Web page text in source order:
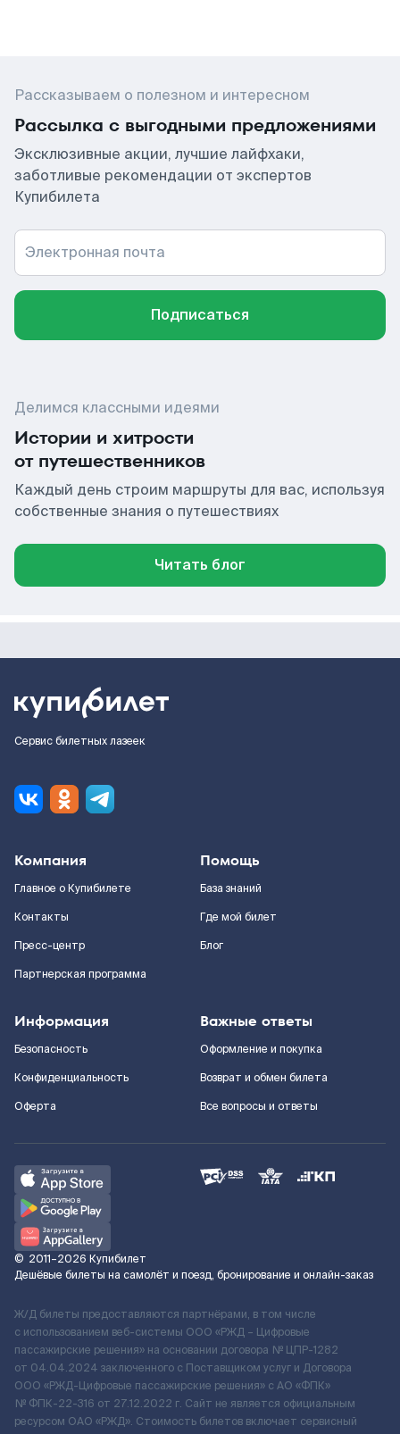
Рассказываем о полезном и интересном
Рассылка с выгодными предложениями
Эксклюзивные акции, лучшие лайфхаки,
заботливые рекомендации от экспертов
Купибилета
Электронная почта
Подписаться
Делимся классными идеями
Истории и хитрости
от путешественников
Каждый день строим маршруты для вас, используя
собственные знания о путешествиях
Читать блог
Сервис билетных лазеек
Компания
Главное о Купибилете
Контакты
Пресс-центр
Партнерская программа
Помощь
База знаний
Где мой билет
Блог
Информация
Безопасность
Конфиденциальность
Оферта
Важные ответы
Оформление и покупка
Возврат и обмен билета
Все вопросы и ответы
© 2011–2026 Купибилет
Дешёвые билеты на самолёт и поезд, бронирование и онлайн-заказ
Ж/Д билеты предоставляются партнёрами, в том числе
с использованием веб-системы ООО «РЖД – Цифровые
пассажирские решения» на основании договора № ЦПР-1282
от 04.04.2024 заключенного с Поставщиком услуг и Договора
ООО «РЖД-Цифровые пассажирские решения» c АО «ФПК»
№ ФПК-22-316 от 27.12.2022 г. Сайт не является официальным
ресурсом ОАО «РЖД». Стоимость билетов включает сервисный